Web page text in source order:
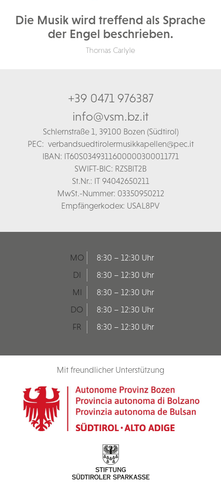
Die Musik wird treffend als Sprache
der Engel beschrieben.
Thomas Carlyle
+39 0471 976387
info@vsm.bz.it
Schlernstraße 1, 39100 Bozen (Südtirol)
PEC: verbandsuedtirolermusikkapellen@pec.it
IBAN: IT60S0349311600000300011771
SWIFT-BIC: RZSBIT2B
St.Nr.: IT 94042650211
MwSt.-Nummer: 03350950212
Empfängerkodex: USAL8PV
MO
8:30 – 12:30 Uhr
DI
8:30 – 12:30 Uhr
MI
8:30 – 12:30 Uhr
DO
8:30 – 12:30 Uhr
FR
8:30 – 12:30 Uhr
Mit freundlicher Unterstützung